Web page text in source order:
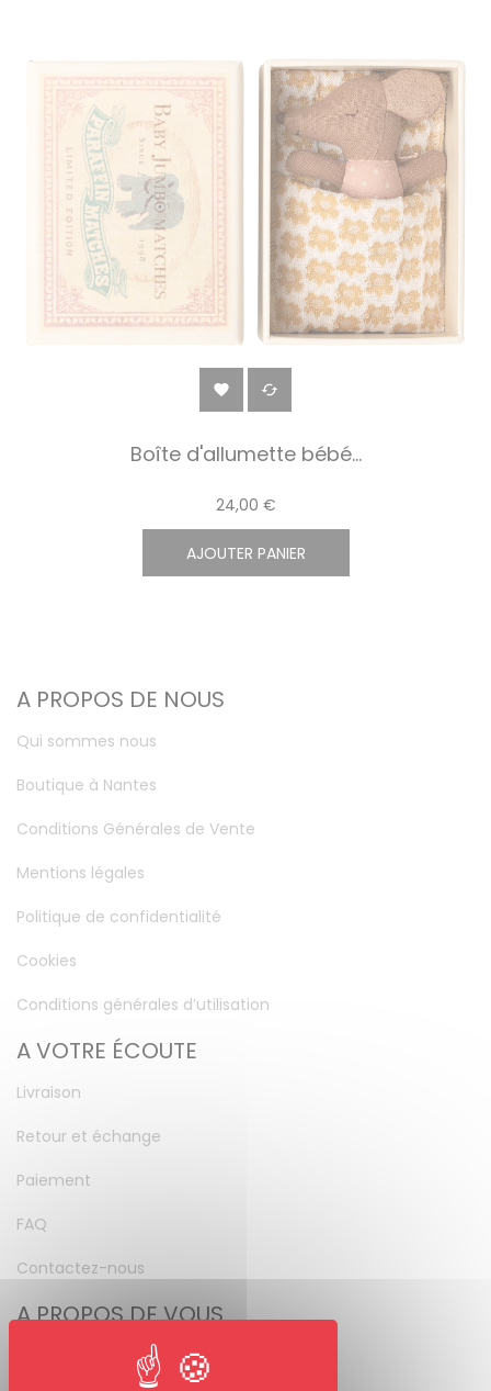
 
Boîte d'allumette bébé...
24,00 €
AJOUTER PANIER
A PROPOS DE NOUS
Qui sommes nous
Boutique à Nantes
Conditions Générales de Vente
Mentions légales
Politique de confidentialité
Cookies
Conditions générales d’utilisation
A VOTRE ÉCOUTE
Livraison
Retour et échange
Paiement
FAQ
Contactez-nous
A PROPOS DE VOUS